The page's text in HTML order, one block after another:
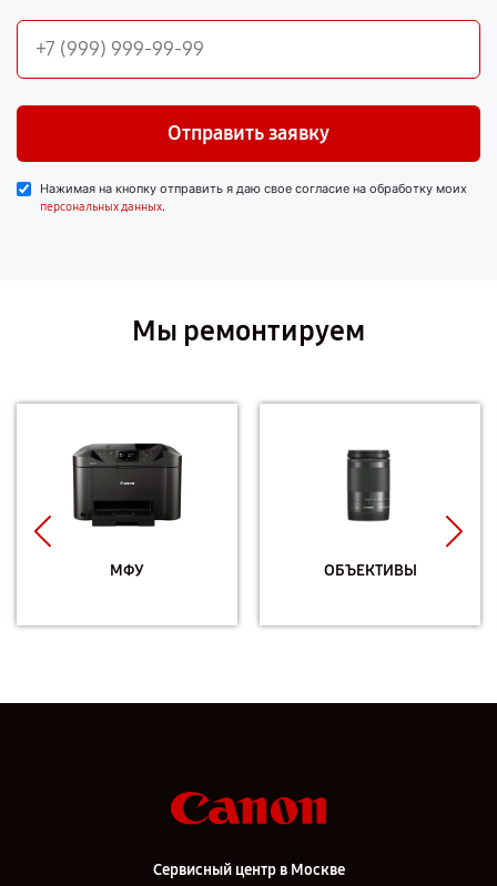
Отправить заявку
Нажимая на кнопку отправить я даю свое согласие на обработку моих
персональных данных.
Мы ремонтируем
МФУ ОБЪЕКТИВЫ
Сервисный центр в Москве